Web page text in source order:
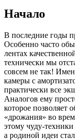
Начало
В последние годы
Особенно часто
лентах
технически мы
совсем не так!
камеры с
практически все
Аналогов ему
которое позволяет
«дрожания» во
этому чуду-техники
а родиной идеи